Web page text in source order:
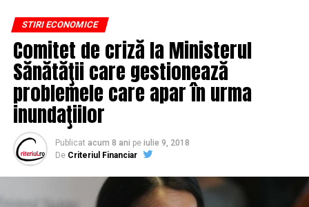
STIRI ECONOMICE
Comitet de criză la Ministerul
Sănătăţii care gestionează
problemele care apar în urma
inundaţiilor
Publicat acum 8 ani pe iulie 9, 2018
De Criteriul Financiar